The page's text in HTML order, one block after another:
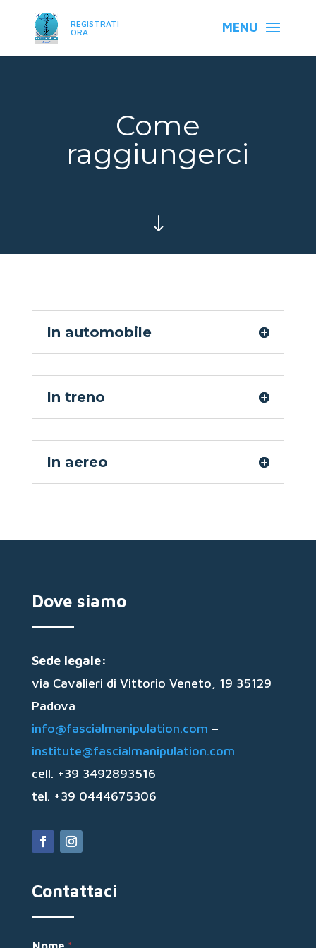
REGISTRATI
ORA
Come
raggiungerci
"
In automobile
In treno
In aereo
Dove siamo
Sede legale:
via Cavalieri di Vittorio Veneto, 19 35129
Padova
info@fascialmanipulation.com –
institute@fascialmanipulation.com
cell. +39 3492893516
tel. +39 0444675306
Contattaci